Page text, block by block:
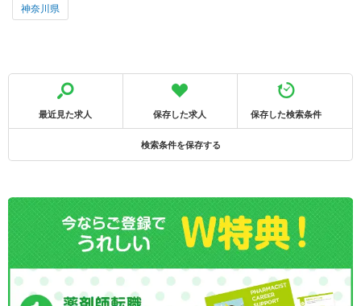
神奈川県
最近見た求人 保存した求人 保存した検索条件
検索条件を保存する